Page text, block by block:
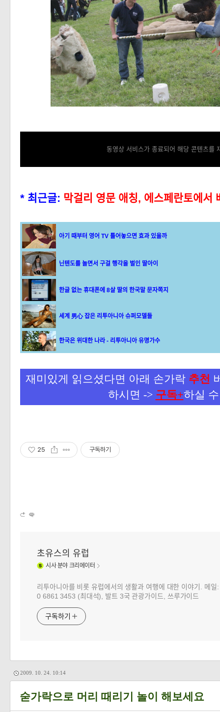
동영상 서비스가 종료되어 해당 콘텐츠를
* 최근글: 막걸리 영문 애칭, 에스페란토에서
아기 때부터 영어 TV 틀어놓으면 효과 있을까
닌텐도를 놀면서 구걸 행각을 벌인 딸아이
한글 없는 휴대폰에 8살 딸의 한국말 문자쪽지
세계 男心 잡은 리투아니아 슈퍼모델들
한국은 위대한 나라 - 리투아니아 유명가수
재미있게 읽으셨다면 아래 손가락 추천
하시면 -> 구독+하실
25 구독하기
초유스의 유럽
시사분야 크리에이터
리투아니아를 비롯 유럽에서의 생활과 여행에 대한 이야기. 메
0 6861 3453 (최대석), 발트 3국 관광가이드, 쓰루가이드
구독하기
2009. 10. 24. 10:14
숟가락으로 머리 때리기 놀이 해보세요